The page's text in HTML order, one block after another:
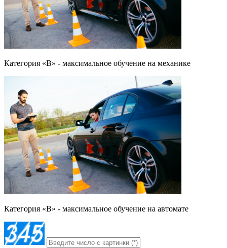
Категория «B» - максимальное обучение на механике
Категория «B» - максимальное обучение на автомате